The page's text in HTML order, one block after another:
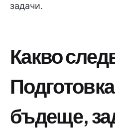
задачи.
Какво
бъдеще,